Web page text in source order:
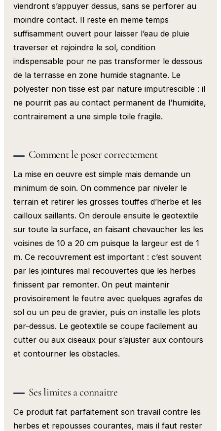
viendront s’appuyer dessus, sans se perforer au
moindre contact. Il reste en meme temps
suffisamment ouvert pour laisser l’eau de pluie
traverser et rejoindre le sol, condition
indispensable pour ne pas transformer le dessous
de la terrasse en zone humide stagnante. Le
polyester non tisse est par nature imputrescible : il
ne pourrit pas au contact permanent de l’humidite,
contrairement a une simple toile fragile.
Comment le poser correctement
La mise en oeuvre est simple mais demande un
minimum de soin. On commence par niveler le
terrain et retirer les grosses touffes d’herbe et les
cailloux saillants. On deroule ensuite le geotextile
sur toute la surface, en faisant chevaucher les les
voisines de 10 a 20 cm puisque la largeur est de 1
m. Ce recouvrement est important : c’est souvent
par les jointures mal recouvertes que les herbes
finissent par remonter. On peut maintenir
provisoirement le feutre avec quelques agrafes de
sol ou un peu de gravier, puis on installe les plots
par-dessus. Le geotextile se coupe facilement au
cutter ou aux ciseaux pour s’ajuster aux contours
et contourner les obstacles.
Ses limites a connaitre
Ce produit fait parfaitement son travail contre les
herbes et repousses courantes, mais il faut rester